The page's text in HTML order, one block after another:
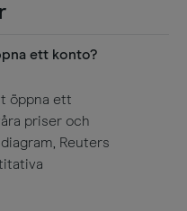
ett konto?
öppna ett
priser och
Reuters